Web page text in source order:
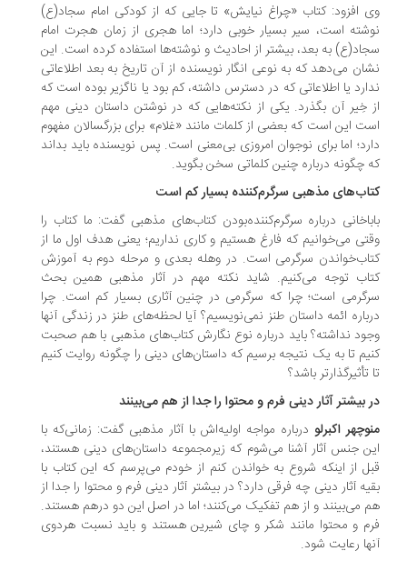
افزود: کتاب «چراغ نیایش» تا جایی که از کودکی امام سجاد(ع)
است، سیر بسیار خوبی دارد؛ اما هجری از زمان هجرت امام
به بعد، بیشتر از احادیث و نوشته‌ها استفاده کرده است. این
می‌دهد که به نوعی انگار نویسنده از آن تاریخ به بعد اطلاعاتی
یا اطلاعاتی که در دسترس داشته، کم بود یا ناگزیر بوده است که
خِیر آن بگذرد. یکی از نکته‌هایی که در نوشتن داستان دینی مهم
این است که بعضی از کلمات مانند «غلام» برای بزرگسالان مفهوم
اما برای نوجوان امروزی بی‌معنی است. پس نویسنده باید بداند
چگونه درباره چنین کلماتی سخن بگوید.
مذهبی سرگرم‌کننده بسیار کم است
درباره سرگرم‌کننده‌بودن کتاب‌های مذهبی گفت: ما کتاب را
می‌خوانیم که فارغ هستیم و کاری نداریم؛ یعنی هدف اول ما از
سرگرمی است. در وهله بعدی و مرحله دوم به آموزش
توجه می‌کنیم. شاید نکته مهم در آثار مذهبی همین بحث
است؛ چرا که سرگرمی در چنین آثاری بسیار کم است. چرا
ائمه داستان طنز نمی‌نویسیم؟ آیا لحظه‌های طنز در زندگی آنها
نداشته؟ باید درباره نوع نگارش کتاب‌های مذهبی با هم صحبت
تا به یک نتیجه برسیم که داستان‌های دینی را چگونه روایت کنیم
تأثیرگذارتر باشد؟
بیشتر آثار دینی فرم و محتوا را جدا از هم می‌بینند
اکبرلودرباره مواجه اولیه‌اش با آثار مذهبی گفت: زمانی‌که با
جنس آثار آشنا می‌شوم که زیرمجموعه داستان‌های دینی هستند،
از اینکه شروع به خواندن کنم از خودم می‌پرسم که این کتاب با
آثار دینی چه فرقی دارد؟ در بیشتر آثار دینی فرم و محتوا را جدا از
می‌بینند و از هم تفکیک می‌کنند؛ اما در اصل این دو درهم هستند.
و محتوا مانند شکر و چای شیرین هستند و باید نسبت هردوی
رعایت شود.